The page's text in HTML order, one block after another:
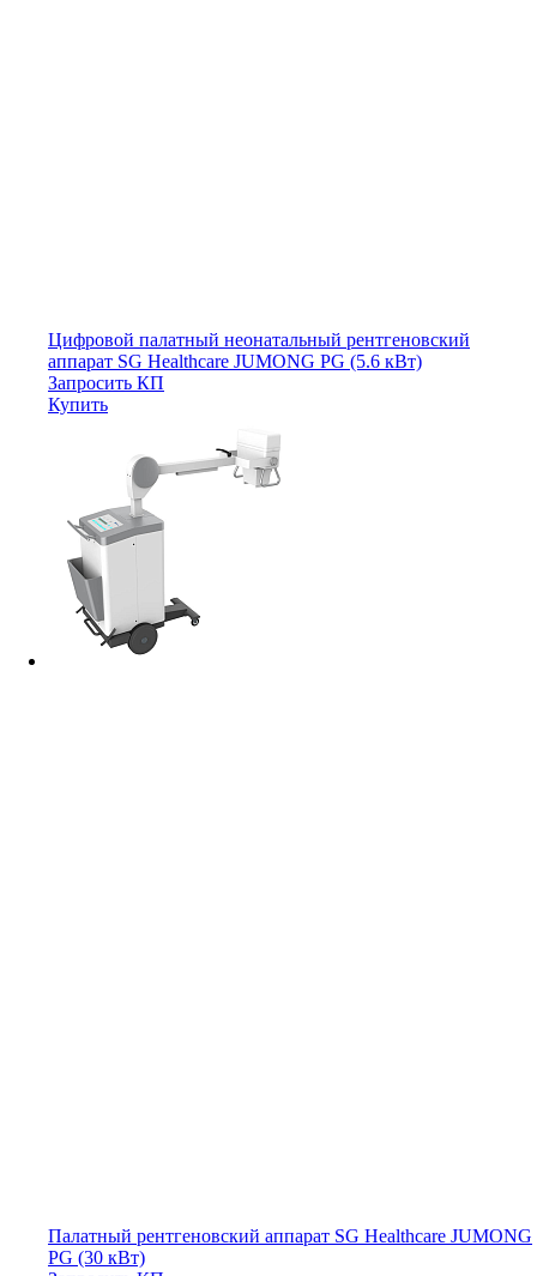
Цифровой палатный неонатальный рентгеновский
аппарат SG Healthcare JUMONG PG (5.6 кВт)
Запросить КП
Купить
Палатный рентгеновский аппарат SG Healthcare JUMONG
PG (30 кВт)